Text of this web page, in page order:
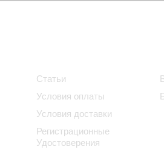
Статьи
Условия оплаты
Условия доставки
Регистрационные
Удостоверения